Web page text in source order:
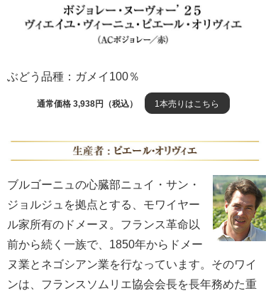
ぶどう品種：ガメイ100％
通常価格 3,938円（税込） 1本売りはこちら
ブルゴーニュの心臓部ニュイ・サン・
ジョルジュを拠点とする、モワイヤー
ル家所有のドメーヌ。フランス革命以
前から続く一族で、1850年からドメー
ヌ業とネゴシアン業を行なっています。そのワイ
ンは、フランスソムリエ協会会長を長年務めた重